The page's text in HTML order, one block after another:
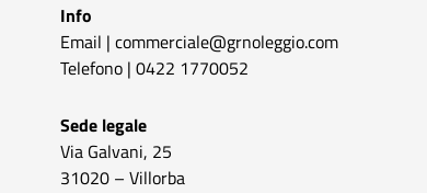
Info
Email | commerciale@grnoleggio.com
Telefono | 0422 1770052
Sede legale
Via Galvani, 25
31020 – Villorba